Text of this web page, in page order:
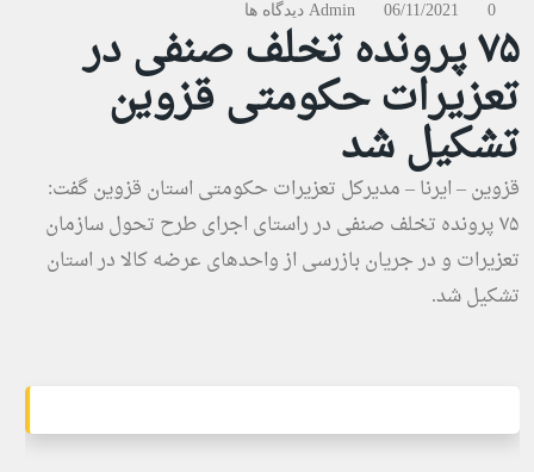
Admin 06/11/2021 0 دیدگاه ها
۷۵ پرونده تخلف صنفی در
تعزیرات حکومتی قزوین
تشکیل شد
قزوین – ایرنا – مدیرکل تعزیرات حکومتی استان قزوین گفت:
۷۵ پرونده تخلف صنفی در راستای اجرای طرح تحول سازمان
تعزیرات و در جریان بازرسی از واحدهای عرضه کالا در استان
تشکیل شد.